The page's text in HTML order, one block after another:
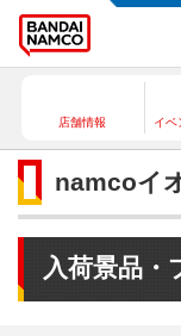
店舗情報 イベ
namcoイ
入荷景品・